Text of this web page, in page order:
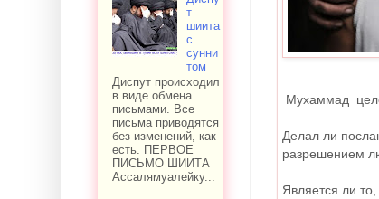
Мухаммад
Делал ли
разрешением
Является ли
т
шиита
с
сунни
том
Диспут происходил
в виде обмена
письмами. Все
письма приводятся
без изменений, как
есть. ПЕРВОЕ
ПИСЬМО ШИИТА
Ассалямуалейку...